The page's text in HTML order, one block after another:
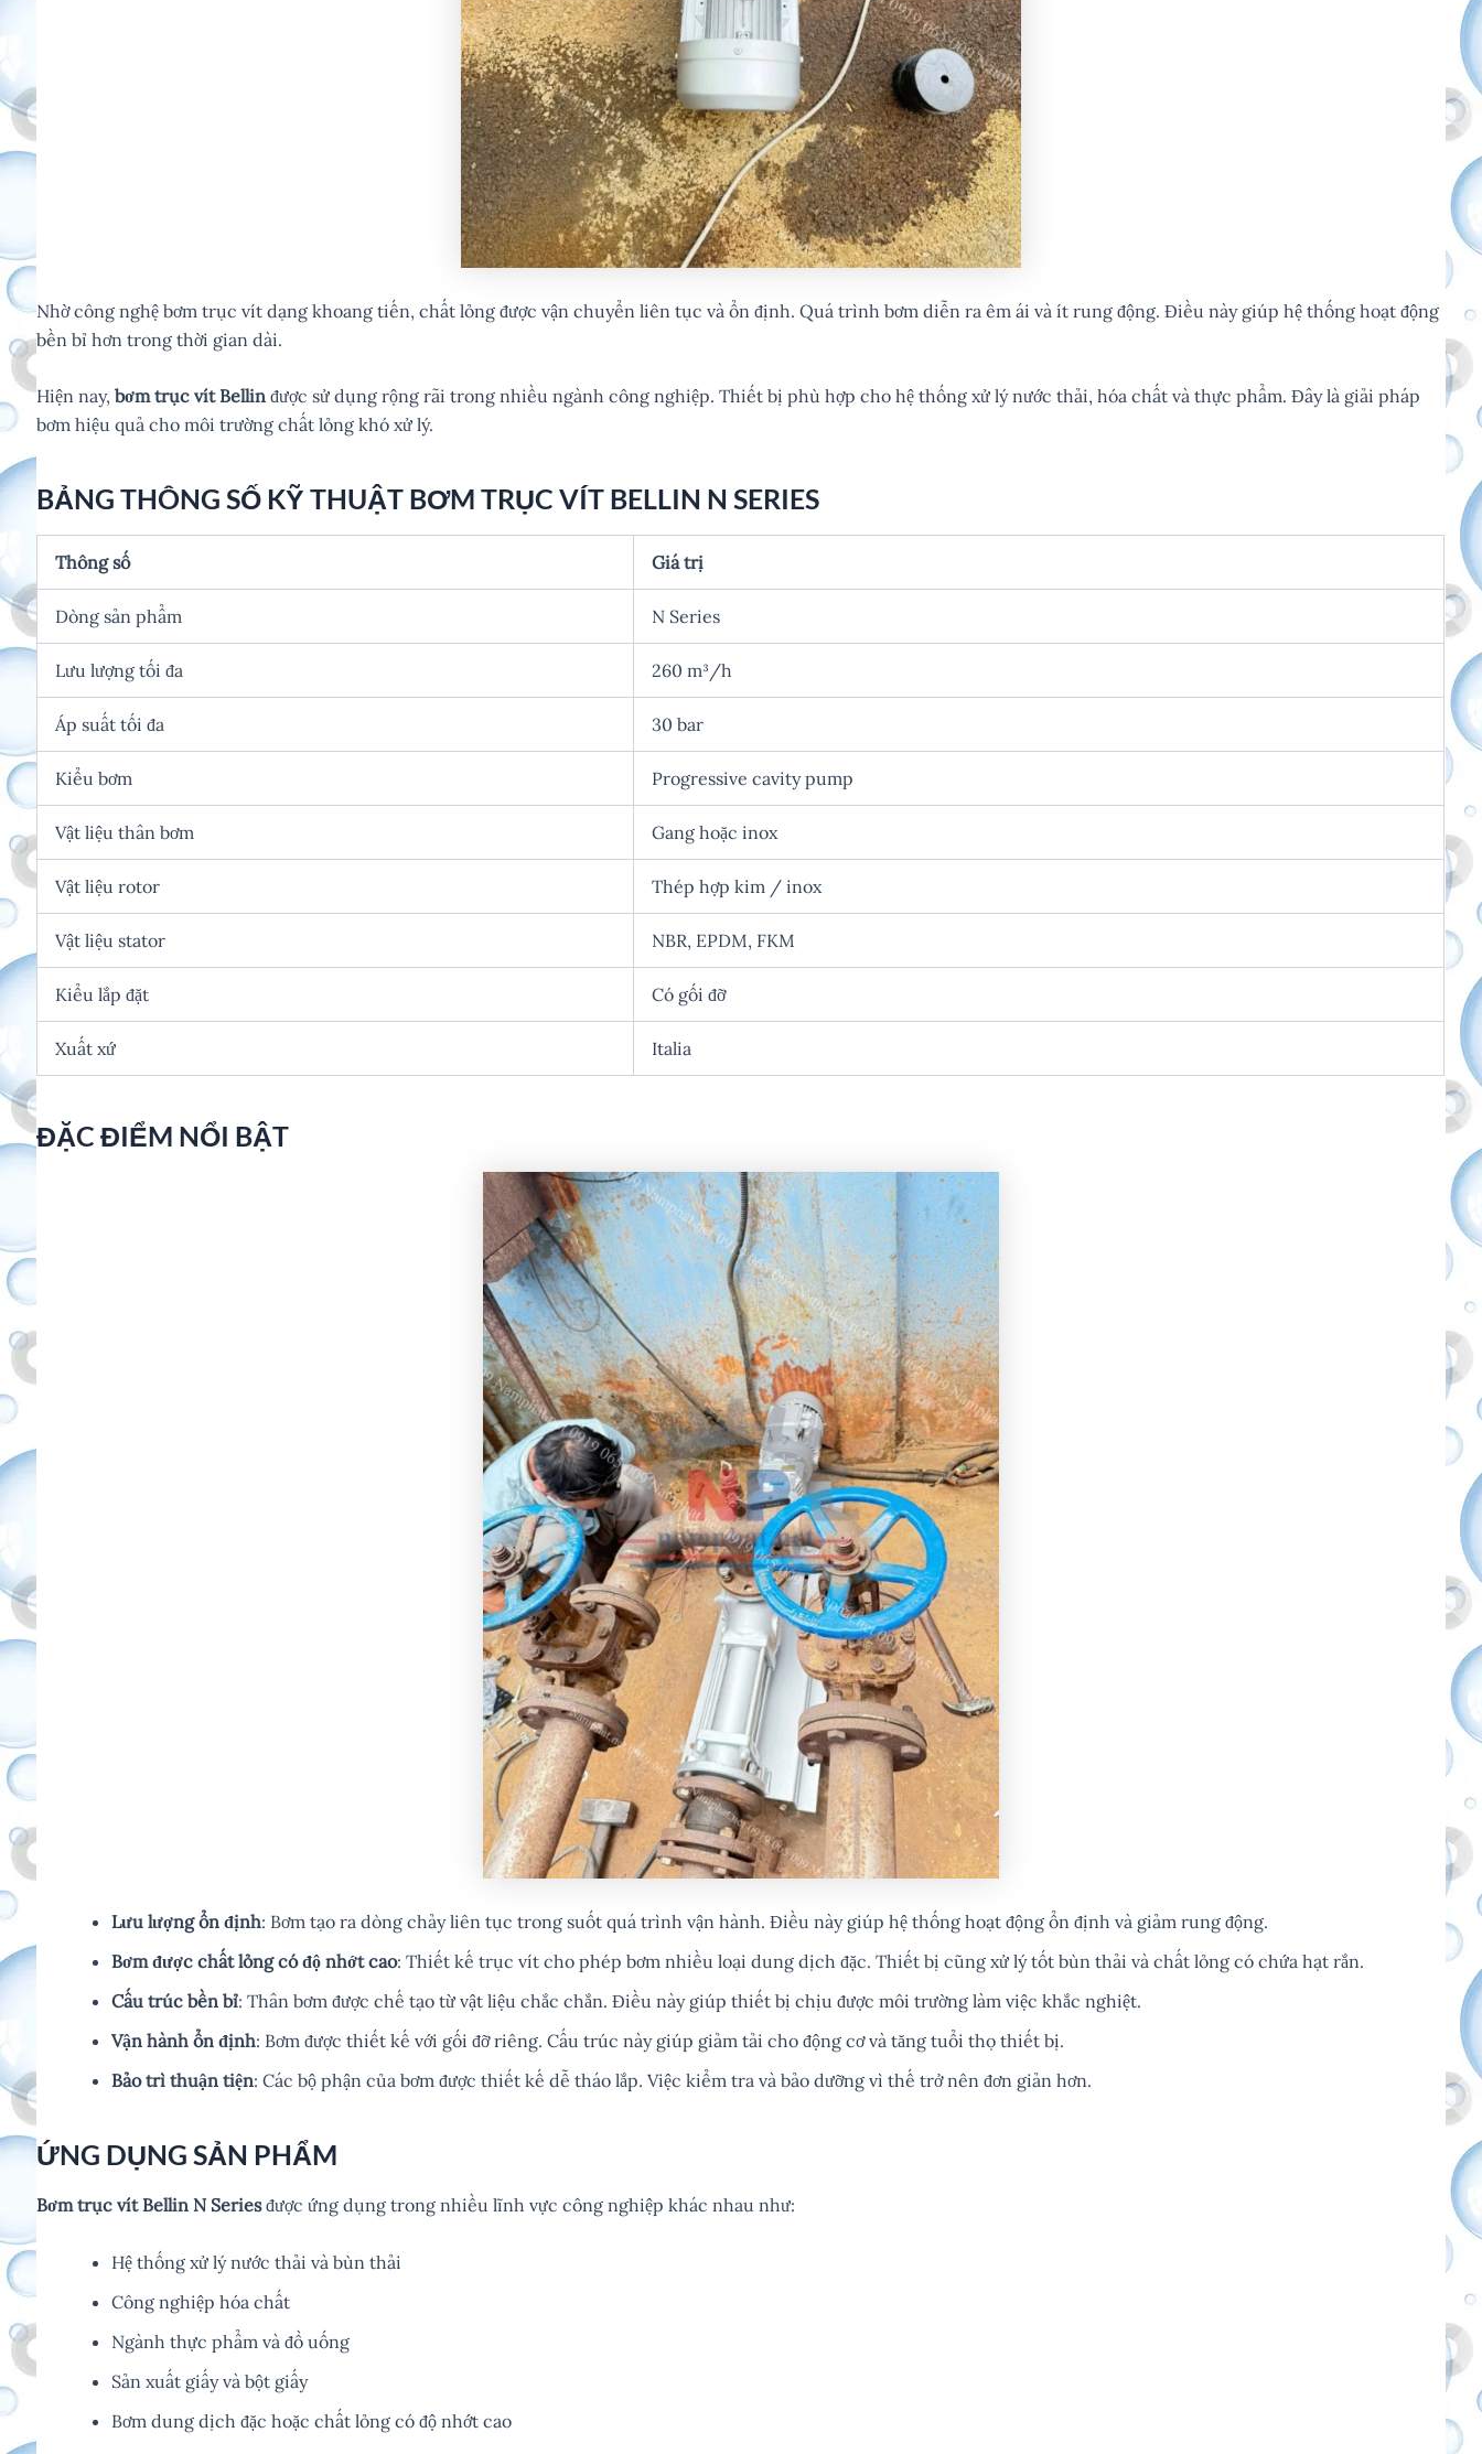
Nhờ công nghệ bơm trục vít dạng khoang tiến, chất lỏng được vận chuyển liên tục và ổn định. Quá trình bơm diễn ra êm ái và ít rung động. Điều này giúp hệ thống hoạt động
bền bỉ hơn trong thời gian dài.
Hiện nay,bơm trục vít Bellin được sử dụng rộng rãi trong nhiều ngành công nghiệp. Thiết bị phù hợp cho hệ thống xử lý nước thải, hóa chất và thực phẩm. Đây là giải pháp
bơm hiệu quả cho môi trường chất lỏng khó xử lý.
BẢNG THÔNG SỐ KỸ THUẬT BƠM TRỤC VÍT BELLIN N SERIES
Thông số Giá trị
Dòng sản phẩm N Series
Lưu lượng tối đa 260 m³/h
Áp suất tối đa 30 bar
Kiểu bơm Progressive cavity pump
Vật liệu thân bơm Gang hoặc inox
Vật liệu rotor Thép hợp kim / inox
Vật liệu stator NBR, EPDM, FKM
Kiểu lắp đặt Có gối đỡ
Xuất xứ Italia
ĐẶC ĐIỂM NỔI BẬT
Lưu lượng ổn định: Bơm tạo ra dòng chảy liên tục trong suốt quá trình vận hành. Điều này giúp hệ thống hoạt động ổn định và giảm rung động.
Bơm được chất lỏng có độ nhớt cao: Thiết kế trục vít cho phép bơm nhiều loại dung dịch đặc. Thiết bị cũng xử lý tốt bùn thải và chất lỏng có chứa hạt rắn.
Cấu trúc bền bỉ: Thân bơm được chế tạo từ vật liệu chắc chắn. Điều này giúp thiết bị chịu được môi trường làm việc khắc nghiệt.
Vận hành ổn định: Bơm được thiết kế với gối đỡ riêng. Cấu trúc này giúp giảm tải cho động cơ và tăng tuổi thọ thiết bị.
Bảo trì thuận tiện: Các bộ phận của bơm được thiết kế dễ tháo lắp. Việc kiểm tra và bảo dưỡng vì thế trở nên đơn giản hơn.
ỨNG DỤNG SẢN PHẨM
Bơm trục vít Bellin N Seriesđược ứng dụng trong nhiều lĩnh vực công nghiệp khác nhau như:
Hệ thống xử lý nước thải và bùn thải
Công nghiệp hóa chất
Ngành thực phẩm và đồ uống
Sản xuất giấy và bột giấy
Bơm dung dịch đặc hoặc chất lỏng có độ nhớt cao